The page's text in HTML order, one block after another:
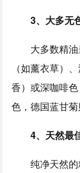
3、大多无
大多数精
（如薰衣草）
香）或深咖啡
色，德国蓝甘菊
4、天然最
纯净天然